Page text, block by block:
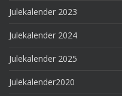
Julekalender 2023
Julekalender 2024
Julekalender 2025
Julekalender2020